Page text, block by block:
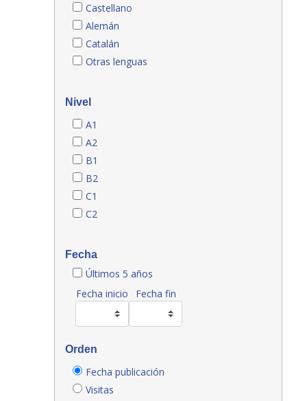
Castellano
Alemán
Catalán
Otras lenguas
Nivel
A1
A2
B1
B2
C1
C2
Fecha
Últimos 5 años
Fecha inicio
Fecha fin
Orden
Fecha publicación
Visitas